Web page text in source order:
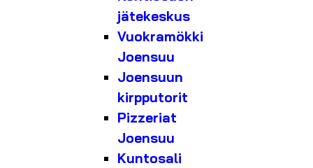
jätekeskus
Vuokramökki
Joensuu
Joensuun
kirpputorit
Pizzeriat
Joensuu
Kuntosali